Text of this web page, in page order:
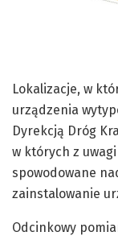
Lokalizacje, w
urządzenia
Dyrekcją Dróg
w których z
spowodowane
zainstalowanie
Odcinkowy